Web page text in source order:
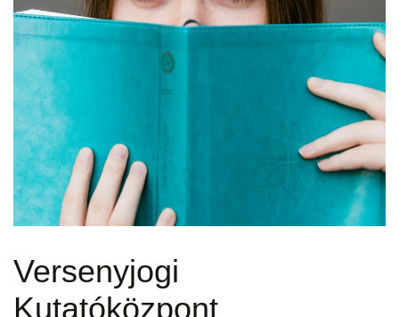
Versenyjogi
Kutatóközpont